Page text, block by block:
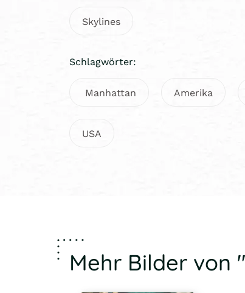
Skylines
Schlagwörter:
Manhattan Amerika
USA
Mehr Bilder von